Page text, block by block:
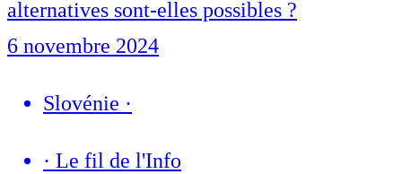
alternatives sont-elles possibles ?
6 novembre 2024
Slovénie ·
· Le fil de l'Info